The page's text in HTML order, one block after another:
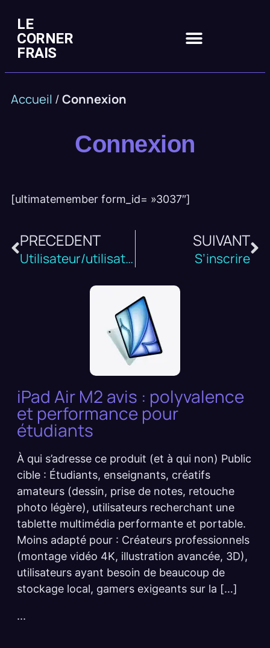
LE
CORNER
FRAIS
Accueil /Connexion
Connexion
[ultimatemember form_id= »3037″]
PRECEDENT
Utilisateur/utilisatrice
SUIVANT
S’inscrire
iPad Air M2 avis : polyvalence
et performance pour
étudiants
À qui s’adresse ce produit (et à qui non) Public
cible : Étudiants, enseignants, créatifs
amateurs (dessin, prise de notes, retouche
photo légère), utilisateurs recherchant une
tablette multimédia performante et portable.
Moins adapté pour : Créateurs professionnels
(montage vidéo 4K, illustration avancée, 3D),
utilisateurs ayant besoin de beaucoup de
stockage local, gamers exigeants sur la […]
...